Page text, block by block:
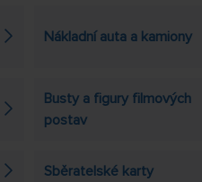
Nákladní auta a kamiony
Busty a figury filmových
postav
Sběratelské karty